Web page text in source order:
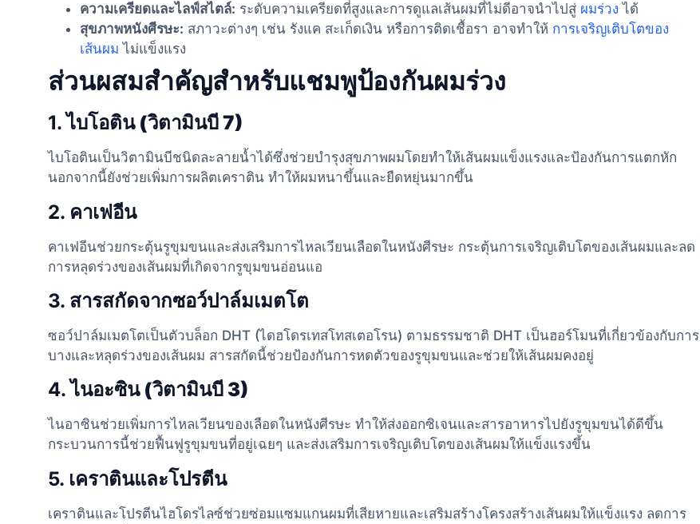
ความเครียดและไลฟ์สไตล์: ระดับความเครียดที่สูงและการดูแลเส้นผมที่ไม่ดีอาจนำไปสู่ ผมร่วง ได้
สุขภาพหนังศีรษะ: สภาวะต่างๆ เช่น รังแค สะเก็ดเงิน หรือการติดเชื้อรา อาจทำให้ การเจริญเติบโตของ
เส้นผม ไม่แข็งแรง
ส่วนผสมสำคัญสำหรับแชมพูป้องกันผมร่วง
1.ไบโอติน (วิตามินบี 7)
ไบโอตินเป็นวิตามินบีชนิดละลายน้ำได้ซึ่งช่วยบำรุงสุขภาพผมโดยทำให้เส้นผมแข็งแรงและป้องกันการแตกหัก
นอกจากนี้ยังช่วยเพิ่มการผลิตเคราติน ทำให้ผมหนาขึ้นและยืดหยุ่นมากขึ้น
2. คาเฟอีน
คาเฟอีนช่วยกระตุ้นรูขุมขนและส่งเสริมการไหลเวียนเลือดในหนังศีรษะ กระตุ้นการเจริญเติบโตของเส้นผมและลด
การหลุดร่วงของเส้นผมที่เกิดจากรูขุมขนอ่อนแอ
3. สารสกัดจากซอว์ปาล์มเมตโต
ซอว์ปาล์มเมตโตเป็นตัวบล็อก DHT (ไดฮโดรเทสโทสเตอโรน) ตามธรรมชาติ DHT เป็นฮอร์โมนที่เกี่ยวข้องกับการ
บางและหลุดร่วงของเส้นผม สารสกัดนี้ช่วยป้องกันการหดตัวของรูขุมขนและช่วยให้เส้นผมคงอยู่
4.ไนอะซิน (วิตามินบี 3)
ไนอาซินช่วยเพิ่มการไหลเวียนของเลือดในหนังศีรษะ ทำให้ส่งออกซิเจนและสารอาหารไปยังรูขุมขนได้ดีขึ้น
กระบวนการนี้ช่วยฟื้นฟูรูขุมขนที่อยู่เฉยๆ และส่งเสริมการเจริญเติบโตของเส้นผมให้แข็งแรงขึ้น
5. เคราตินและโปรตีน
เคราตินและโปรตีนไฮโดรไลซ์ช่วยซ่อมแซมแกนผมที่เสียหายและเสริมสร้างโครงสร้างเส้นผมให้แข็งแรง ลดการ